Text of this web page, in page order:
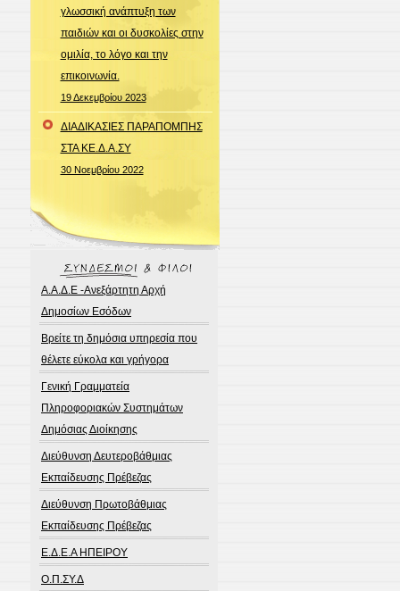
γλωσσική ανάπτυξη των
παιδιών και οι δυσκολίες στην
ομιλία, το λόγο και την
επικοινωνία.
19 Δεκεμβρίου 2023
ΔΙΑΔΙΚΑΣΙΕΣ ΠΑΡΑΠΟΜΠΗΣ
ΣΤΑ ΚΕ.Δ.Α.ΣΥ
30 Νοεμβρίου 2022
Α.Α.Δ.Ε -Ανεξάρτητη Αρχή
Δημοσίων Εσόδων
Βρείτε τη δημόσια υπηρεσία που
θέλετε εύκολα και γρήγορα
Γενική Γραμματεία
Πληροφοριακών Συστημάτων
Δημόσιας Διοίκησης
Διεύθυνση Δευτεροβάθμιας
Εκπαίδευσης Πρέβεζας
Διεύθυνση Πρωτοβάθμιας
Εκπαίδευσης Πρέβεζας
Ε.Δ.Ε.Α ΗΠΕΙΡΟΥ
Ο.Π.ΣΥ.Δ